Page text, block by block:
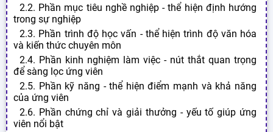
2.2. Phần mục tiêu nghề nghiệp - thể hiện định hướng
trong sự nghiệp
2.3. Phần trình độ học vấn - thể hiện trình độ văn hóa
và kiến thức chuyên môn
2.4. Phần kinh nghiệm làm việc - nút thắt quan trọng
để sàng lọc ứng viên
2.5. Phần kỹ năng - thể hiện điểm mạnh và khả năng
của ứng viên
2.6. Phần chứng chỉ và giải thưởng - yếu tố giúp ứng
viên nổi bật